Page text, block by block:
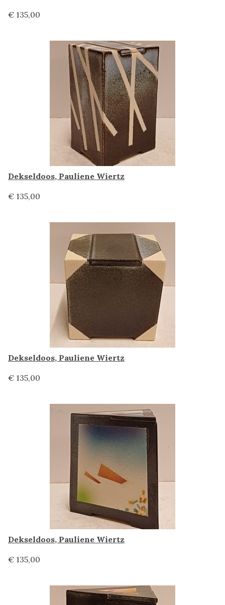
€ 135,00
Dekseldoos, Pauliene Wiertz
€ 135,00
Dekseldoos, Pauliene Wiertz
€ 135,00
Dekseldoos, Pauliene Wiertz
€ 135,00